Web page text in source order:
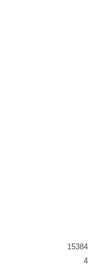
15384
4